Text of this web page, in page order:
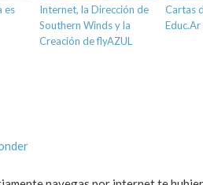
es
Internet, la Dirección de
Southern Winds y la
Creación de flyAZUL
Cartas
Educ.Ar